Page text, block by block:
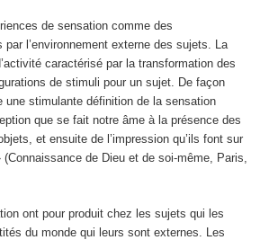
de sensation comme des
par l’environnement externe des sujets. La
caractérisé par la transformation des
de stimuli pour un sujet. De façon
une stimulante définition de la sensation
que se fait notre âme à la présence des
et ensuite de l’impression qu’ils font sur
(Connaissance de Dieu et de soi-même, Paris,
ont pour produit chez les sujets qui les
du monde qui leurs sont externes. Les